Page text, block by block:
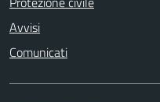
Avvisi
Comunicati